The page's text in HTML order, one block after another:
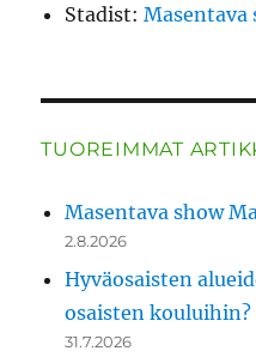
Stadist:Masentava
TUOREIMMAT
Masentava show
2.8.2026
Hyväosaisten
osaisten kouluihin?
31.7.2026